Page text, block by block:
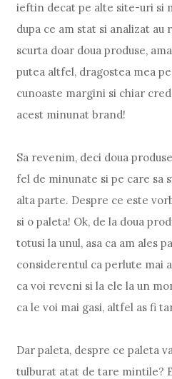
ieftin decat pe alte site-uri si
dupa ce am stat si analizat au
scurta doar doua produse,
putea altfel, dragostea mea
cunoaste margini si chiar
acest minunat brand!
Sa revenim, deci doua
fel de minunate si pe care sa
alta parte. Despre ce este
si o paleta! Ok, de la doua
totusi la unul, asa ca am ales
considerentul ca perlute mai
ca voi reveni si la ele la un
ca le voi mai gasi, altfel as fi
Dar paleta, despre ce paleta
tulburat atat de tare mintile?